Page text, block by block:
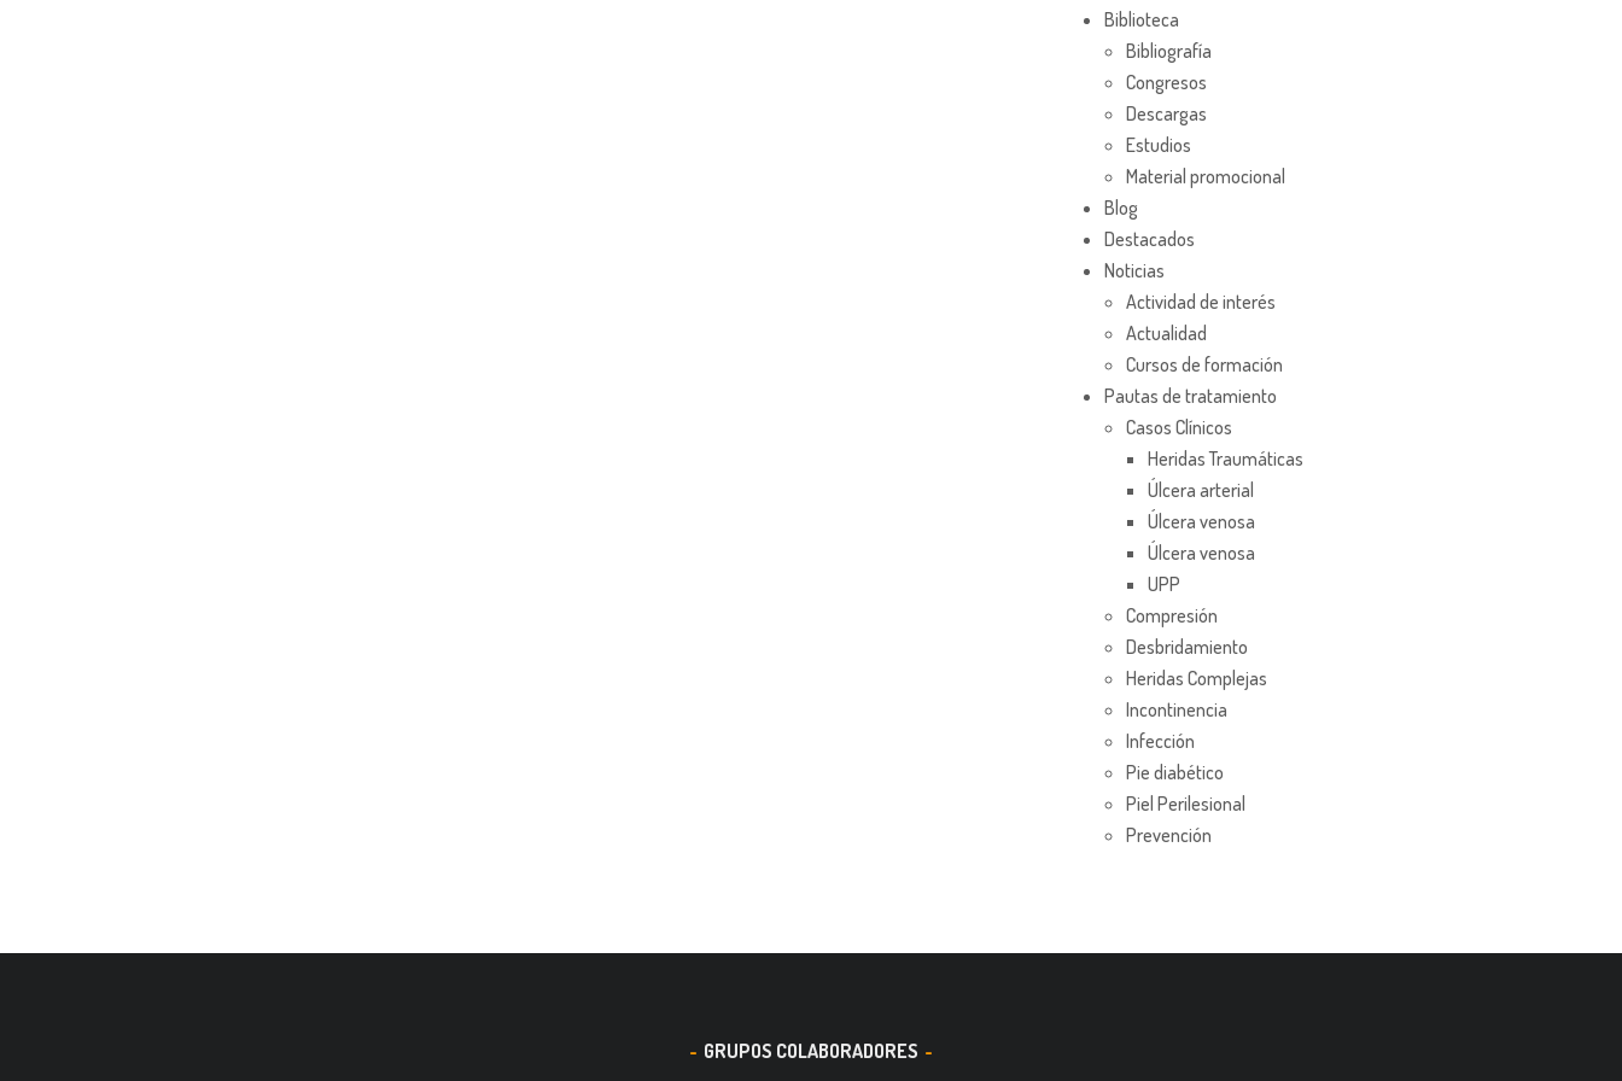
Biblioteca
Bibliografía
Congresos
Descargas
Estudios
Material promocional
Blog
Destacados
Noticias
Actividad de interés
Actualidad
Cursos de formación
Pautas de tratamiento
Casos Clínicos
Heridas Traumáticas
Úlcera arterial
Úlcera venosa
Úlcera venosa
UPP
Compresión
Desbridamiento
Heridas Complejas
Incontinencia
Infección
Pie diabético
Piel Perilesional
Prevención
GRUPOS COLABORADORES